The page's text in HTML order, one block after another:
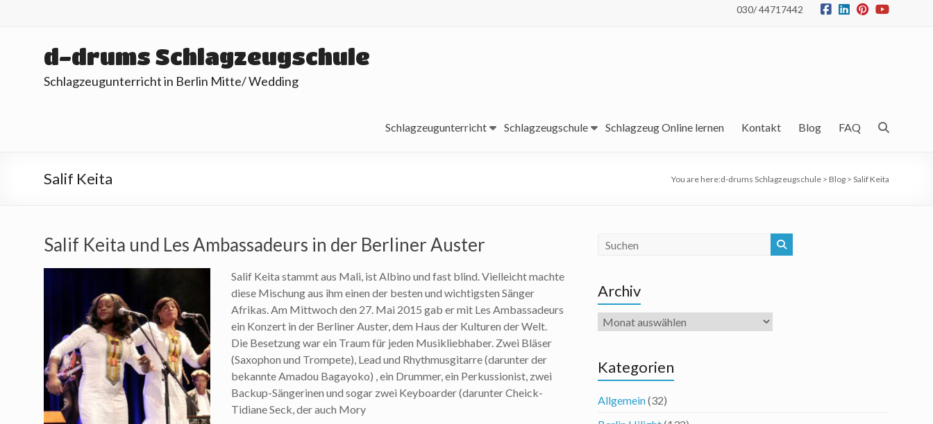
030/ 44717442
d-drums Schlagzeugschule
Schlagzeugunterricht in Berlin Mitte/ Wedding
Schlagzeugunterricht Schlagzeugschule Schlagzeug Online lernen Kontakt Blog FAQ
Salif Keita You are here:d-drums Schlagzeugschule > Blog > Salif Keita
Salif Keita und Les Ambassadeurs in der Berliner Auster
Salif Keita stammt aus Mali, ist Albino und fast blind. Vielleicht machte
diese Mischung aus ihm einen der besten und wichtigsten Sänger
Afrikas. Am Mittwoch den 27. Mai 2015 gab er mit Les Ambassadeurs
ein Konzert in der Berliner Auster, dem Haus der Kulturen der Welt.
Die Besetzung war ein Traum für jeden Musikliebhaber. Zwei Bläser
(Saxophon und Trompete), Lead und Rhythmusgitarre (darunter der
bekannte Amadou Bagayoko) , ein Drummer, ein Perkussionist, zwei
Backup-Sängerinen und sogar zwei Keyboarder (darunter Cheick-
Tidiane Seck, der auch Mory
Archiv
Archiv
Kategorien
Allgemein(32)